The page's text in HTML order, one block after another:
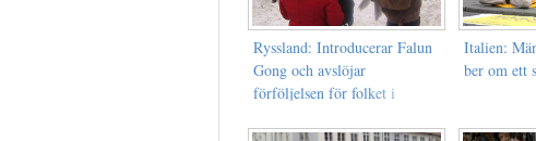
Ryssland: Introducerar Falun
Gong och avslöjar
förföljelsen för folket i
Italien:
ber om ett